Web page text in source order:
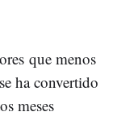
que menos
ha convertido
meses